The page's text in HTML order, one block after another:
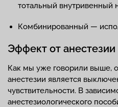
тотальный внутривенный
Комбинированный —
Эффект от анестезии
Как мы уже говорили выше,
анестезии является
чувствительности. В
анестезиологического